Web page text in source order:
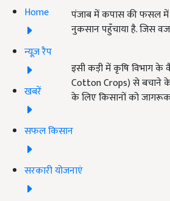
Home
न्यूज़ रैप
खबरें
सफल किसान
सरकारी योजनाएं
पंजाब में कपास की फसल में
नुकसान पहुँचाया है. जिस
इसी कड़ी में कृषि विभाग के
Cotton Crops) से बचाने के
के लिए किसानों को